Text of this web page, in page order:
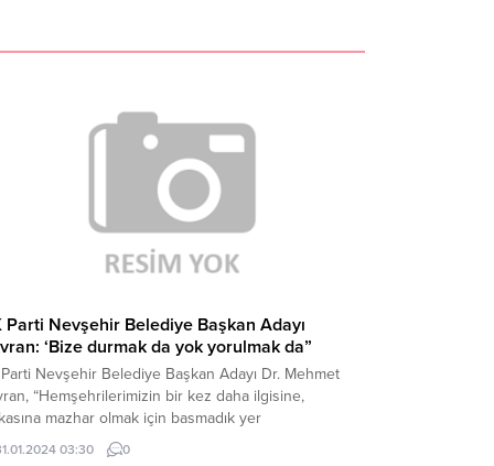
Parti Nevşehir Belediye Başkan Adayı
‘Bize durmak da yok yorulmak da”
Nevşehir Belediye Başkan Adayı Dr. Mehmet
“Hemşehrilerimizin bir kez daha ilgisine,
mazhar olmak için basmadık yer
Bize durmak da yok yorulmak da.” dedi.
03:30 0